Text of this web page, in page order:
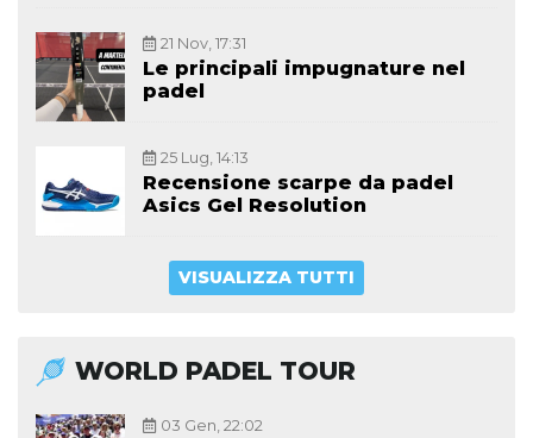
21 Nov, 17:31
Le principali impugnature nel
padel
25 Lug, 14:13
Recensione scarpe da padel
Asics Gel Resolution
VISUALIZZA TUTTI
WORLD PADEL TOUR
03 Gen, 22:02